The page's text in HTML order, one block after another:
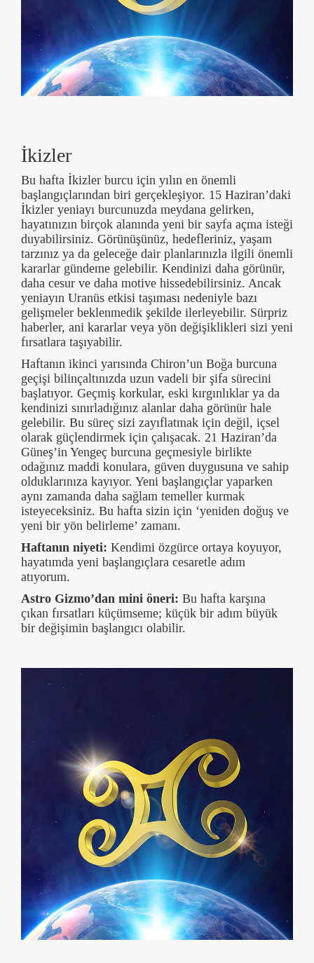
İkizler
Bu hafta İkizler burcu için yılın en önemli
başlangıçlarından biri gerçekleşiyor. 15 Haziran’daki
İkizler yeniayı burcunuzda meydana gelirken,
hayatınızın birçok alanında yeni bir sayfa açma isteği
duyabilirsiniz. Görünüşünüz, hedefleriniz, yaşam
tarzınız ya da geleceğe dair planlarınızla ilgili önemli
kararlar gündeme gelebilir. Kendinizi daha görünür,
daha cesur ve daha motive hissedebilirsiniz. Ancak
yeniayın Uranüs etkisi taşıması nedeniyle bazı
gelişmeler beklenmedik şekilde ilerleyebilir. Sürpriz
haberler, ani kararlar veya yön değişiklikleri sizi yeni
fırsatlara taşıyabilir.
Haftanın ikinci yarısında Chiron’un Boğa burcuna
geçişi bilinçaltınızda uzun vadeli bir şifa sürecini
başlatıyor. Geçmiş korkular, eski kırgınlıklar ya da
kendinizi sınırladığınız alanlar daha görünür hale
gelebilir. Bu süreç sizi zayıflatmak için değil, içsel
olarak güçlendirmek için çalışacak. 21 Haziran’da
Güneş’in Yengeç burcuna geçmesiyle birlikte
odağınız maddi konulara, güven duygusuna ve sahip
olduklarınıza kayıyor. Yeni başlangıçlar yaparken
aynı zamanda daha sağlam temeller kurmak
isteyeceksiniz. Bu hafta sizin için ‘yeniden doğuş ve
yeni bir yön belirleme’ zamanı.
Haftanın niyeti: Kendimi özgürce ortaya koyuyor,
hayatımda yeni başlangıçlara cesaretle adım
atıyorum.
Astro Gizmo’dan mini öneri: Bu hafta karşına
çıkan fırsatları küçümseme; küçük bir adım büyük
bir değişimin başlangıcı olabilir.